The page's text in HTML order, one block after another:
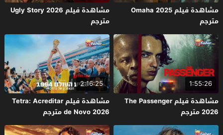
مشاهدة فيلم Omaha 2025
مترجم
مشاهدة فيلم Ugly Story 2026
مترجم
1:55:26
مشاهدة فيلم The Passenger
2026 مترجم
2:16:25
مشاهدة فيلم Tetra: Acreditar
de Novo 2026 مترجم